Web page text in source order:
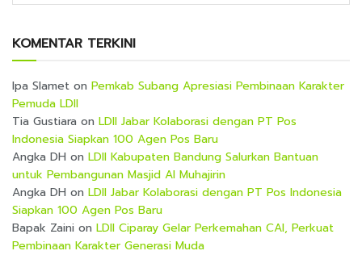
KOMENTAR TERKINI
Ipa Slamet on Pemkab Subang Apresiasi Pembinaan Karakter
Pemuda LDII
Tia Gustiara on LDII Jabar Kolaborasi dengan PT Pos
Indonesia Siapkan 100 Agen Pos Baru
Angka DH on LDII Kabupaten Bandung Salurkan Bantuan
untuk Pembangunan Masjid Al Muhajirin
Angka DH on LDII Jabar Kolaborasi dengan PT Pos Indonesia
Siapkan 100 Agen Pos Baru
Bapak Zaini on LDII Ciparay Gelar Perkemahan CAI, Perkuat
Pembinaan Karakter Generasi Muda